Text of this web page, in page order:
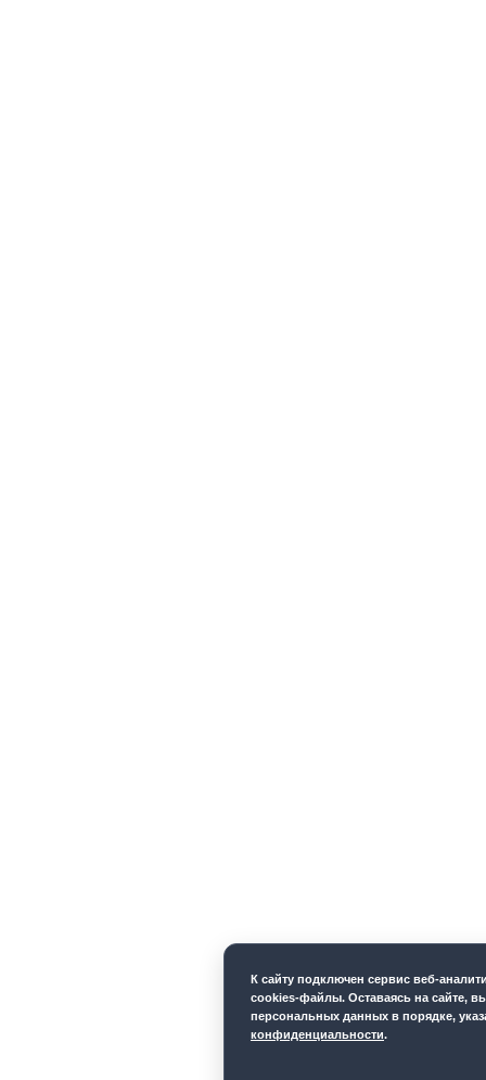
К cайту подключен сервис веб-
cookies-файлы. Оставаясь на сайте,
персональных данных в порядке,
конфиденциальности.